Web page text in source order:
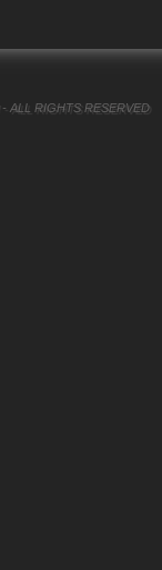
- ALL RIGHTS RESERVED